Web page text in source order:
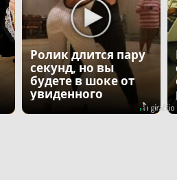
Ролик длится пару
секунд, но вы
будете в шоке от
увиденного